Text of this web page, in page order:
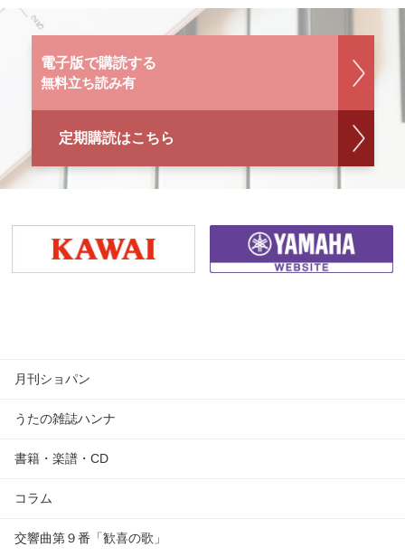
電子版で購読する
無料立ち読み有
定期購読はこちら
月刊ショパン
うたの雑誌ハンナ
書籍・楽譜・CD
コラム
交響曲第９番「歓喜の歌」